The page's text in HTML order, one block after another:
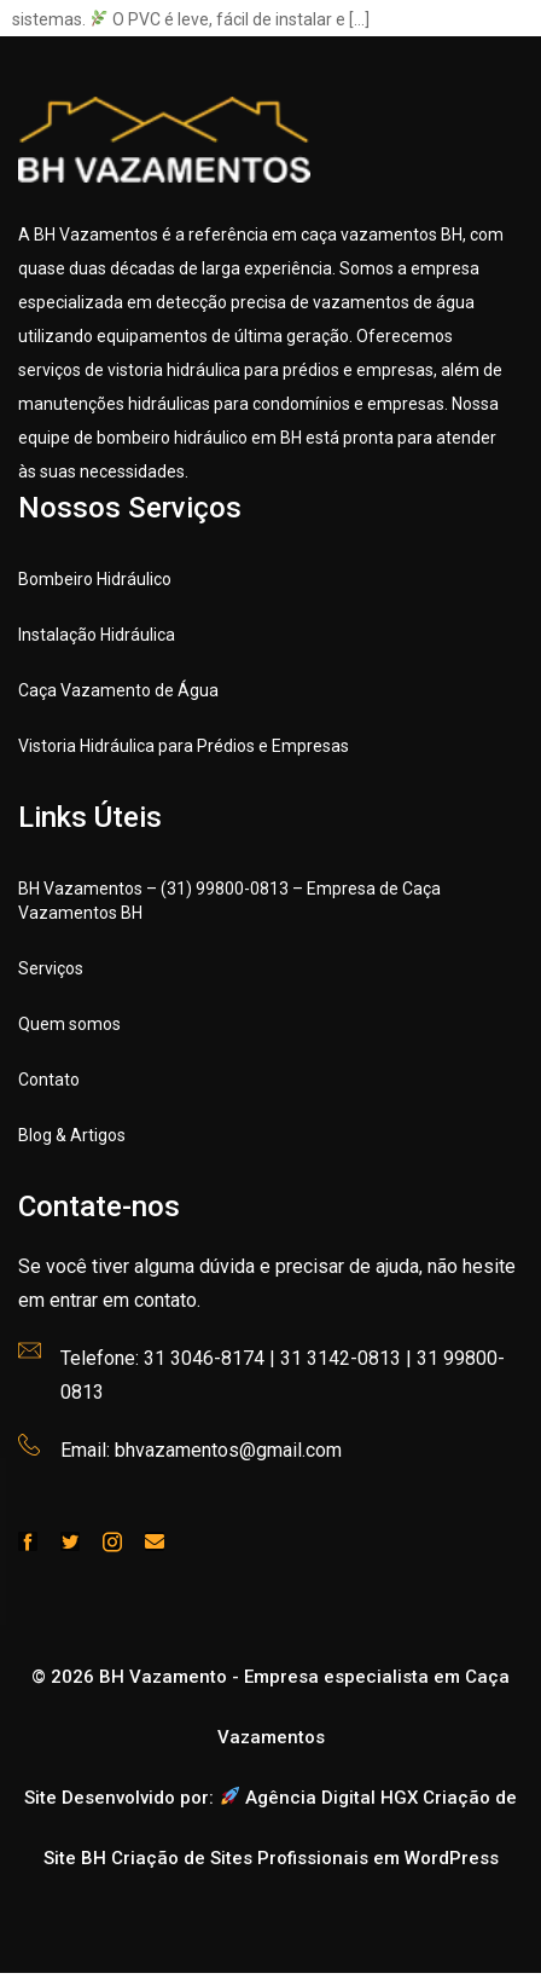
sistemas.
O PVC é leve, fácil de instalar e […]
A BH Vazamentos é a referência em caça vazamentos BH, com
quase duas décadas de larga experiência. Somos a empresa
especializada em detecção precisa de vazamentos de água
utilizando equipamentos de última geração. Oferecemos
serviços de vistoria hidráulica para prédios e empresas, além de
manutenções hidráulicas para condomínios e empresas. Nossa
equipe de bombeiro hidráulico em BH está pronta para atender
às suas necessidades.
Nossos Serviços
Bombeiro Hidráulico
Instalação Hidráulica
Caça Vazamento de Água
Vistoria Hidráulica para Prédios e Empresas
Links Úteis
BH Vazamentos – (31) 99800-0813 – Empresa de Caça
Vazamentos BH
Serviços
Quem somos
Contato
Blog & Artigos
Contate-nos
Se você tiver alguma dúvida e precisar de ajuda, não hesite
em entrar em contato.
Telefone: 31 3046-8174 | 31 3142-0813 | 31 99800-
0813
Email: bhvazamentos@gmail.com
© 2026 BH Vazamento - Empresa especialista em Caça
Vazamentos
Site Desenvolvido por: Agência Digital HGX Criação de
Site BH Criação de Sites Profissionais em WordPress